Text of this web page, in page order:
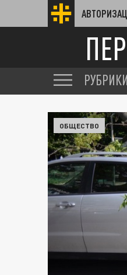
РУБРИКИ
ОБЩЕСТВО